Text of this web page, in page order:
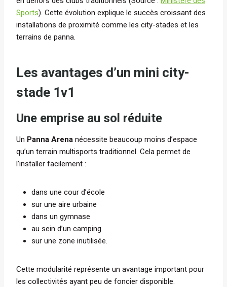
Sports). Cette évolution explique le succès croissant des
installations de proximité comme les city-stades et les
terrains de panna.
Les avantages d’un mini city-
stade 1v1
Une emprise au sol réduite
Un Panna Arena nécessite beaucoup moins d’espace
qu’un terrain multisports traditionnel. Cela permet de
l’installer facilement :
dans une cour d’école
sur une aire urbaine
dans un gymnase
au sein d’un camping
sur une zone inutilisée.
Cette modularité représente un avantage important pour
les collectivités ayant peu de foncier disponible.